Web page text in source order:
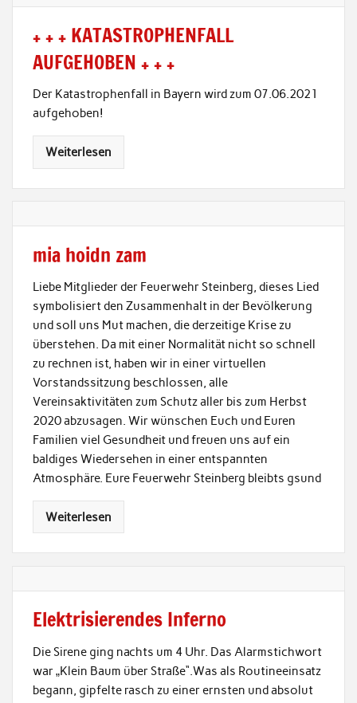
+ + + KATASTROPHENFALL
AUFGEHOBEN + + +
Der Katastrophenfall in Bayern wird zum 07.06.2021
aufgehoben!
Weiterlesen
mia hoidn zam
Liebe Mitglieder der Feuerwehr Steinberg, dieses Lied
symbolisiert den Zusammenhalt in der Bevölkerung
und soll uns Mut machen, die derzeitige Krise zu
überstehen. Da mit einer Normalität nicht so schnell
zu rechnen ist, haben wir in einer virtuellen
Vorstandssitzung beschlossen, alle
Vereinsaktivitäten zum Schutz aller bis zum Herbst
2020 abzusagen. Wir wünschen Euch und Euren
Familien viel Gesundheit und freuen uns auf ein
baldiges Wiedersehen in einer entspannten
Atmosphäre. Eure Feuerwehr Steinberg bleibts gsund
Weiterlesen
Elektrisierendes Inferno
Die Sirene ging nachts um 4 Uhr. Das Alarmstichwort
war „Klein Baum über Straße“.Was als Routineeinsatz
begann, gipfelte rasch zu einer ernsten und absolut